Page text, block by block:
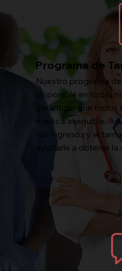
Programa de
Nuestro programa de
disponible en todas
garantizar que todos
médica asequible.
sus ingresos y el
ayudarle a obtener la